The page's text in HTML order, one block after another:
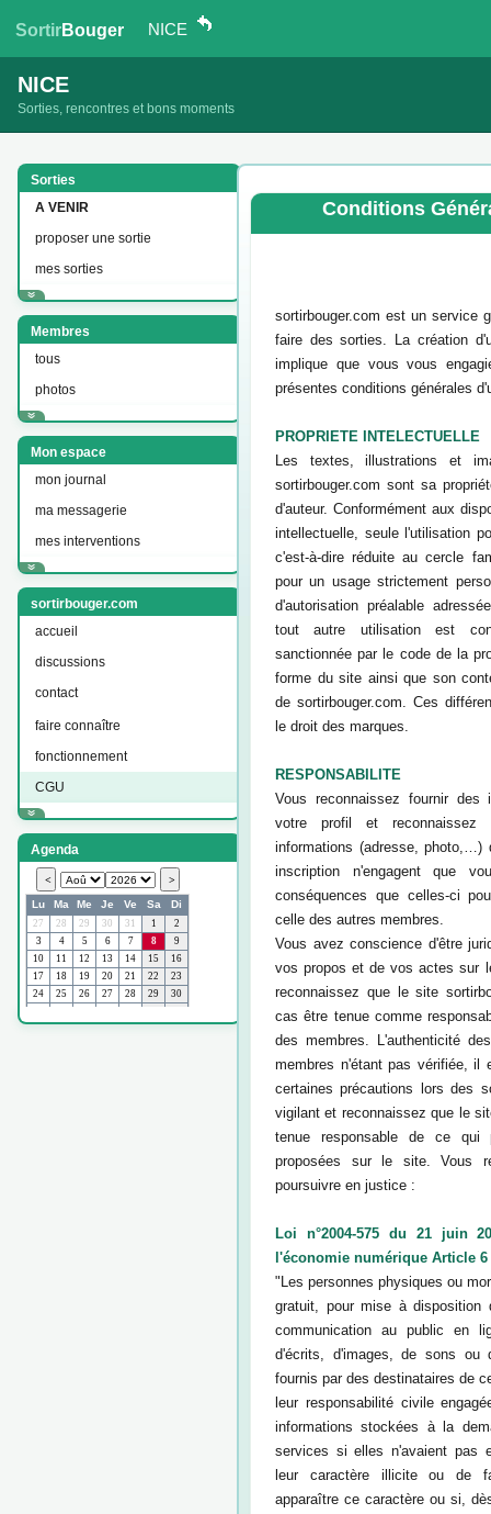
SortirBouger NICE
NICE
Sorties, rencontres et bons moments
Sorties
A VENIR
proposer une sortie
mes sorties
Membres
tous
photos
Mon espace
mon journal
ma messagerie
mes interventions
sortirbouger.com
accueil
discussions
contact
faire connaître
fonctionnement
CGU
Agenda
Conditions
sortirbouger.com est un service
faire des sorties. La création
implique que vous vous
présentes conditions générales
PROPRIETE INTELECTUELLE
Les textes, illustrations et
sortirbouger.com sont sa
d'auteur. Conformément aux
intellectuelle, seule l'utilisation
c'est-à-dire réduite au cercle
pour un usage strictement
d'autorisation préalable
tout autre utilisation est
sanctionnée par le code de la
forme du site ainsi que son
de sortirbouger.com. Ces
le droit des marques.
RESPONSABILITE
Vous reconnaissez fournir des
votre profil et reconnaissez
informations (adresse, photo,…)
inscription n'engagent que
conséquences que celles-ci
celle des autres membres.
Vous avez conscience d'être
vos propos et de vos actes sur
reconnaissez que le site
cas être tenue comme
des membres. L'authenticité
membres n'étant pas vérifiée, il
certaines précautions lors des
vigilant et reconnaissez que le
tenue responsable de ce
proposées sur le site. Vous
poursuivre en justice :
Loi n°2004-575 du 21 juin
l'économie numérique Article 6
"Les personnes physiques ou
gratuit, pour mise à
communication au public en
d'écrits, d'images, de sons ou
fournis par des destinataires de
leur responsabilité civile
informations stockées à la
services si elles n'avaient pas
leur caractère illicite ou de
apparaître ce caractère ou si,